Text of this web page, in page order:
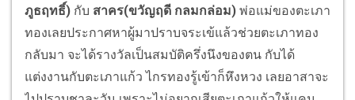
ภูธฤทธิ์) กับ สาคร(ขวัญฤดี กลมกล่อม) พ่อแม่ของตะเภา
ทองเลยประกาศหาผู้มาปราบจระเข้แล้วช่วยตะเภาทอง
กลับมา จะได้รางวัลเป็นสมบัติครึ่งนึงของตน กับได้
แต่งงานกับตะเภาแก้ว ไกรทองรู้เข้าก็หึงหวง เลยอาสาจะ